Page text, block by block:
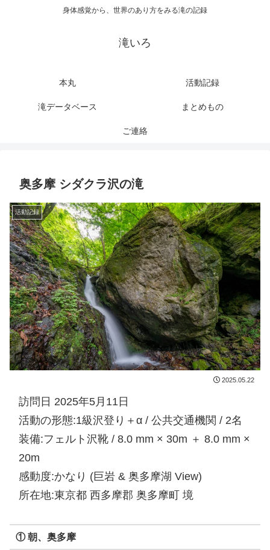
身体感覚から、世界のあり方をみる滝の記録
滝いろ
本丸 活動記録
滝データベース まとめもの
ご連絡
奥多摩 シダクラ沢の滝
活動記録
2025.05.22
訪問日 2025年5月11日
活動の形態:1級沢登り＋α / 公共交通機関 / 2名
装備:フェルト沢靴 / 8.0 mm × 30m ＋ 8.0 mm ×
20m
感動度:かなり (巨岩 & 奥多摩湖 View)
所在地:東京都 西多摩郡 奥多摩町 境
① 朝、奥多摩